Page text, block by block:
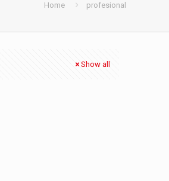
Home profesional
Show all